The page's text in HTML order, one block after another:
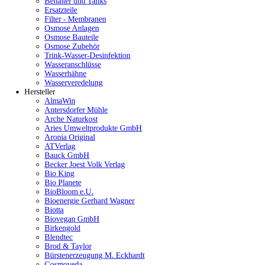
Ersatzteile
Filter - Membranen
Osmose Anlagen
Osmose Bauteile
Osmose Zubehör
Trink-Wasser-Desinfektion
Wasseranschlüsse
Wasserhähne
Wasserveredelung
Hersteller
AlmaWin
Antersdorfer Mühle
Arche Naturkost
Aries Umweltprodukte GmbH
Aronia Original
ATVerlag
Bauck GmbH
Becker Joest Volk Verlag
Bio King
Bio Planete
BioBloom e.U.
Bioenergie Gerhard Wagner
Biotta
Biovegan GmbH
Birkengold
Blendtec
Brod & Taylor
Bürstenerzeugung M. Eckhardt